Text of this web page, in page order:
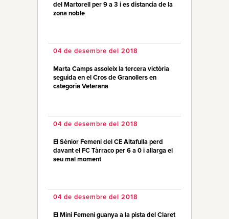
del Martorell per 9 a 3 i es distancia de la
zona noble
04 de desembre del 2018
Marta Camps assoleix la tercera victòria
seguida en el Cros de Granollers en
categoria Veterana
04 de desembre del 2018
El Sènior Femení del CE Altafulla perd
davant el FC Tàrraco per 6 a 0 i allarga el
seu mal moment
04 de desembre del 2018
El Mini Femení guanya a la pista del Claret